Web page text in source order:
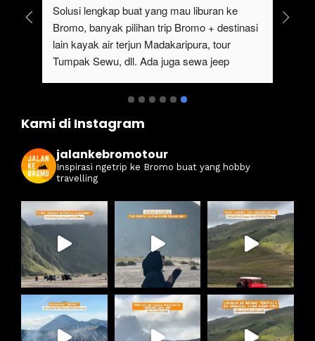
Solusi lengkap buat yang mau liburan ke
Bromo, banyak pilihan trip Bromo + destinasi
lain kayak air terjun Madakaripura, tour
Tumpak Sewu, dll. Ada juga sewa jeep
Kami di Instagram
jalankebromotour
Inspirasi ngetrip ke Bromo buat yang hobby
travelling